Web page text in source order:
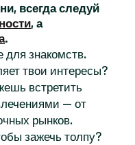
всегда следуй
, а
.
знакомств.
твои интересы?
встретить
— от
рынков.
зажечь толпу?